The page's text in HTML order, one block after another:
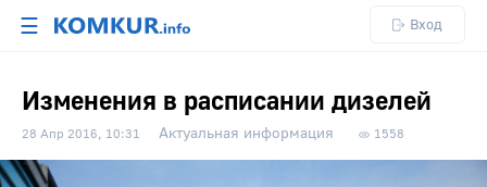
☰ Вход
Изменения в расписании дизелей
28 Апр 2016, 10:31 Актуальная информация 1558